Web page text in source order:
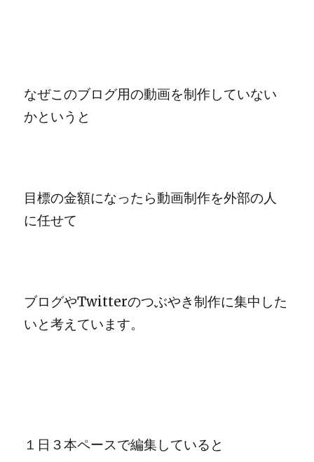
なぜこのブログ用の動画を制作していない
かというと
目標の金額になったら動画制作を外部の人
に任せて
ブログやTwitterのつぶやき制作に集中した
いと考えています。
１日３本ペースで編集していると